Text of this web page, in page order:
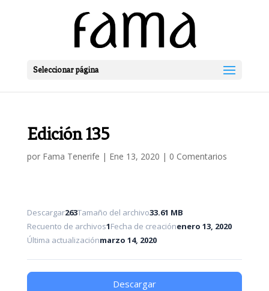
Seleccionar página
Edición 135
por Fama Tenerife | Ene 13, 2020 | 0 Comentarios
Descargar263Tamaño del archivo33.61 MB
Recuento de archivos1Fecha de creaciónenero 13, 2020
Última actualizaciónmarzo 14, 2020
Descargar